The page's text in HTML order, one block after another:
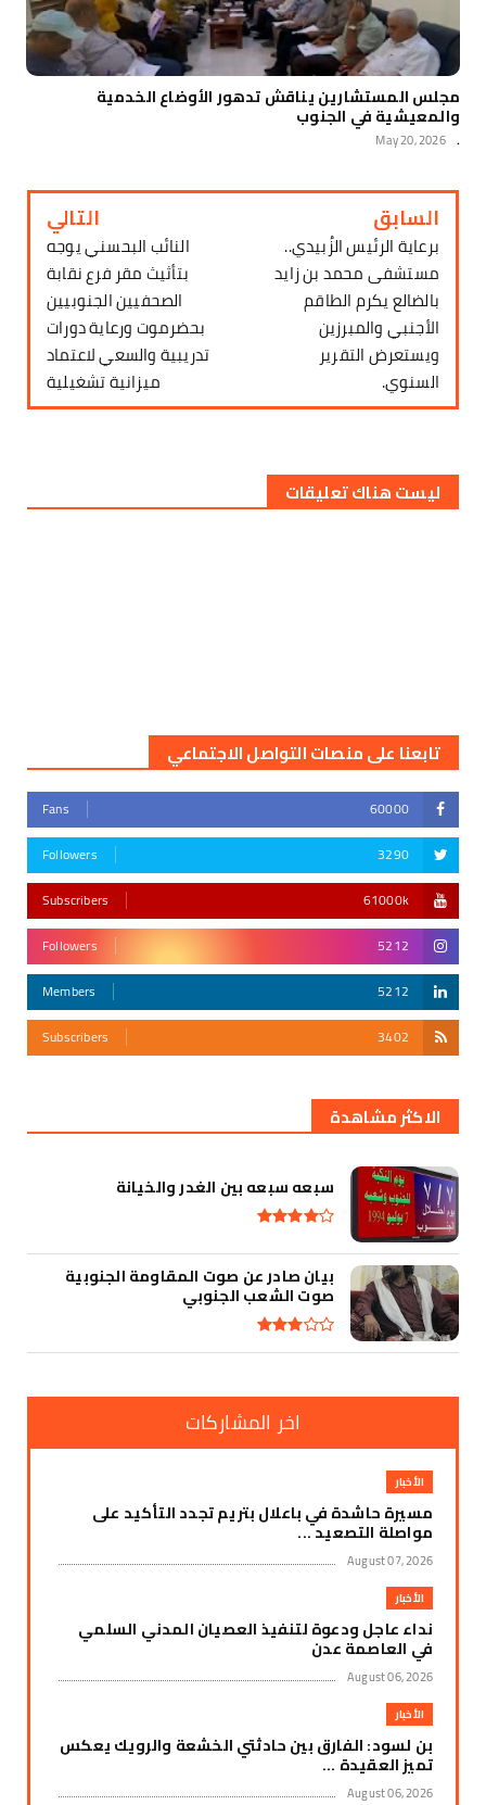
مجلس المستشارين يناقش تدهور الأوضاع الخدمية
والمعيشية في الجنوب
.
May 20, 2026
السابق
برعاية الرئيس الزُبيدي..
مستشفى محمد بن زايد
بالضالع يكرم الطاقم
الأجنبي والمبرزين
ويستعرض التقرير
السنوي.
التالي
النائب البحسني يوجه
بتأثيث مقر فرع نقابة
الصحفيين الجنوبيين
بحضرموت ورعاية دورات
تدريبية والسعي لاعتماد
ميزانية تشغيلية
ليست هناك تعليقات
تابعنا على منصات التواصل الاجتماعي
60000
Fans
3290
Followers
61000k
Subscribers
5212
Followers
5212
Members
3402
Subscribers
الاكثر مشاهدة
سبعه سبعه بين الغدر والخيانة
بيان صادر عن صوت المقاومة الجنوبية
صوت الشعب الجنوبي
اخر المشاركات
الأخبار
مسيرة حاشدة في باعلال بتريم تجدد التأكيد على
مواصلة التصعيد ...
August 07, 2026
الأخبار
نداء عاجل ودعوة لتنفيذ العصيان المدني السلمي
في العاصمة عدن
August 06, 2026
الأخبار
بن لسود: الفارق بين حادثتي الخشعة والرويك يعكس
تميز العقيدة ...
August 06, 2026